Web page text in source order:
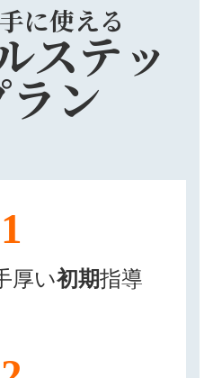
に使える
ステッ
ン
1
厚い初期指導